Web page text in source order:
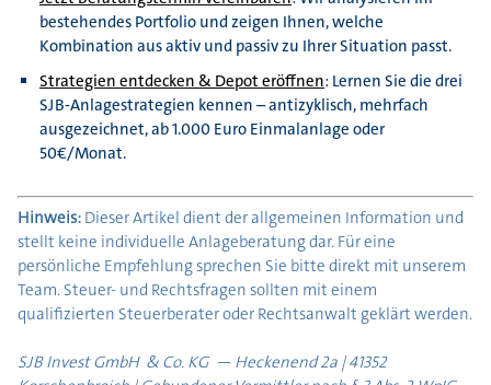
bestehendes Portfolio und zeigen Ihnen, welche
Kombination aus aktiv und passiv zu Ihrer Situation passt.
Strategien entdecken & Depot eröffnen: Lernen Sie die drei
SJB‑Anlagestrategien kennen – antizyklisch, mehrfach
ausgezeichnet, ab 1.000 Euro Einmalanlage oder
50€/Monat.
Hinweis: Dieser Artikel dient der allgemeinen Information und
stellt keine individuelle Anlageberatung dar. Für eine
persönliche Empfehlung sprechen Sie bitte direkt mit unserem
Team. Steuer- und Rechtsfragen sollten mit einem
qualifizierten Steuerberater oder Rechtsanwalt geklärt werden.
SJB Invest GmbH & Co. KG — Heckenend 2a | 41352